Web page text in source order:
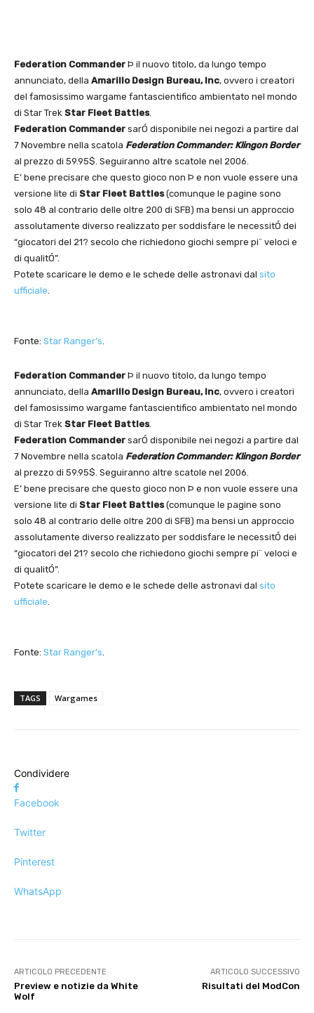
Federation Commander Þ il nuovo titolo, da lungo tempo
annunciato, della Amarillo Design Bureau, Inc, ovvero i creatori
del famosissimo wargame fantascientifico ambientato nel mondo
di Star Trek Star Fleet Battles.
Federation Commander sarÓ disponibile nei negozi a partire dal
7 Novembre nella scatola Federation Commander: Klingon Border
al prezzo di 59.95$. Seguiranno altre scatole nel 2006.
E’ bene precisare che questo gioco non Þ e non vuole essere una
versione lite di Star Fleet Battles(comunque le pagine sono
solo 48 al contrario delle oltre 200 di SFB) ma bensi un approccio
assolutamente diverso realizzato per soddisfare le necessitÓ dei
“giocatori del 21? secolo che richiedono giochi sempre pi¨ veloci e
di qualitÓ”.
Potete scaricare le demo e le schede delle astronavi dal sito
ufficiale.
Fonte: Star Ranger’s.
Federation Commander Þ il nuovo titolo, da lungo tempo
annunciato, della Amarillo Design Bureau, Inc, ovvero i creatori
del famosissimo wargame fantascientifico ambientato nel mondo
di Star Trek Star Fleet Battles.
Federation Commander sarÓ disponibile nei negozi a partire dal
7 Novembre nella scatola Federation Commander: Klingon Border
al prezzo di 59.95$. Seguiranno altre scatole nel 2006.
E’ bene precisare che questo gioco non Þ e non vuole essere una
versione lite di Star Fleet Battles(comunque le pagine sono
solo 48 al contrario delle oltre 200 di SFB) ma bensi un approccio
assolutamente diverso realizzato per soddisfare le necessitÓ dei
“giocatori del 21? secolo che richiedono giochi sempre pi¨ veloci e
di qualitÓ”.
Potete scaricare le demo e le schede delle astronavi dal sito
ufficiale.
Fonte: Star Ranger’s.
TAGS Wargames
Condividere
Facebook
Twitter
Pinterest
WhatsApp
ARTICOLO PRECEDENTE
Preview e notizie da White
Wolf
ARTICOLO SUCCESSIVO
Risultati del ModCon